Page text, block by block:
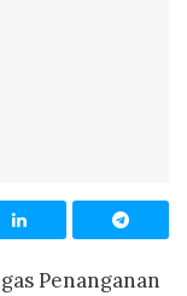
Penanganan